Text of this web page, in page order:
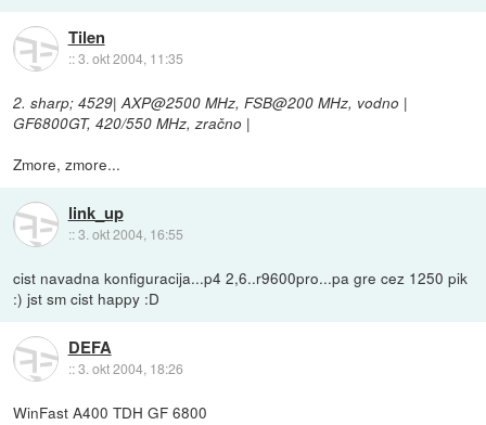
Tilen
::3. okt 2004, 11:35
2. sharp; 4529| AXP@2500 MHz, FSB@200 MHz, vodno |
GF6800GT, 420/550 MHz, zračno |
Zmore, zmore...
link_up
::3. okt 2004, 16:55
cist navadna konfiguracija...p4 2,6..r9600pro...pa gre cez 1250 pik
:) jst sm cist happy :D
DEFA
::3. okt 2004, 18:26
WinFast A400 TDH GF 6800